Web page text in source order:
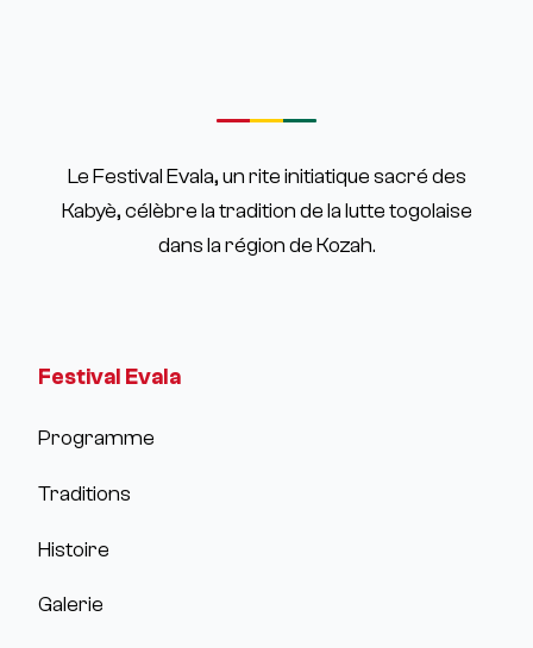
Le Festival Evala, un rite initiatique sacré des
Kabyè, célèbre la tradition de la lutte togolaise
dans la région de Kozah.
Festival Evala
Programme
Traditions
Histoire
Galerie